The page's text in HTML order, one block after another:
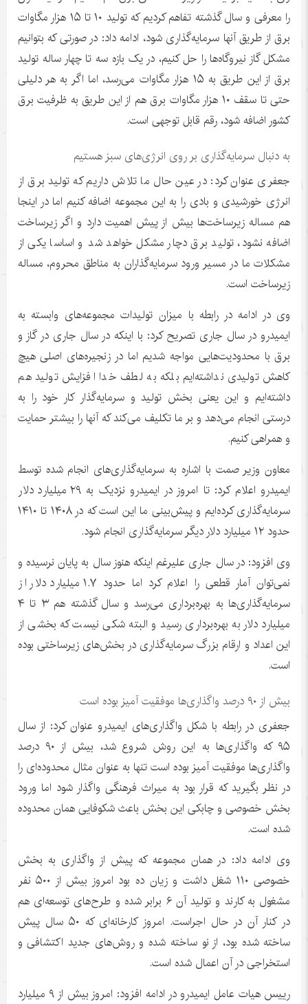
را معرفی و سال گذشته تفاهم کردیم که تولید ۱۰ تا ۱۵ هزار مگاوات
برق از طریق آنها سرمایه‌گذاری شود، ادامه داد: در صورتی که بتوانیم
مشکل گاز نیروگاه‌ها را حل کنیم، در یک بازه سه تا چهار ساله تولید
برق از این طریق به ۱۵ هزار مگاوات می‌رسد، اما اگر به هر دلیلی
حتی تا سقف ۱۰ هزار مگاوات برق هم از این طریق به ظرفیت برق
کشور اضافه شود، رقم قابل توجهی است.
به دنبال سرمایه‌گذاری بر روی انرژی‌های سبز هستیم
جعفری عنوان کرد: در عین حال ما تلاش داریم که تولید برق از
انرژی خورشیدی و بادی را به این مجموعه اضافه کنیم اما در اینجا
هم مساله زیرساخت‌ها بیش از پیش اهمیت دارد و اگر زیرساخت
اضافه نشود، تولید برق دچار مشکل خواهد شد و اساسا یکی از
مشکلات ما در مسیر ورود سرمایه‌گذاران به مناطق محروم، مساله
زیرساخت است.
وی در ادامه در رابطه با میزان تولیدات مجموعه‌های وابسته به
ایمیدرو در سال جاری تصریح کرد: با اینکه در سال جاری در گاز و
برق با محدودیت‌هایی مواجه شدیم اما در زنجیره‌های اصلی هیچ
کاهش تولیدی نداشته‌ایم بلکه به لطف خدا افزایش تولید هم
داشته‌ایم و این یعنی بخش تولید و سرمایه‌گذار کار خود را به
درستی انجام می‌دهد و بر ما تکلیف می‌کند که آنها را بیشتر حمایت
و همراهی کنیم.
معاون وزیر صمت با اشاره به سرمایه‌گذاری‌های انجام شده توسط
ایمیدرو اعلام کرد: تا امروز در ایمیدرو نزدیک به ۲۹ میلیارد دلار
سرمایه‌گذاری کرده‌ایم و پیش‌بینی ما این است که در ۱۴۰۸ تا ۱۴۱۰
حدود ۱۲ میلیارد دلار دیگر سرمایه‌گذاری انجام شود.
وی افزود: در سال جاری علیرغم اینکه هنوز سال به پایان نرسیده و
نمی‌توان آمار قطعی را اعلام کرد اما حدود ۱.۷ میلیارد دلار از
سرمایه‌گذاری‌ها به بهره‌برداری می‌رسد و سال گذشته هم ۳ تا ۴
میلیارد دلار به بهره‌برداری رسید و البته شکی نیست که بخشی از
این اعداد و ارقام بزرگ سرمایه‌گذاری در بخش‌های زیرساختی بوده
است.
بیش از ۹۰ درصد واگذاری‌ها موفقیت آمیز بوده است
جعفری در رابطه با شکل واگذاری‌های ایمیدرو عنوان کرد: از سال
۹۵ که واگذاری‌ها به این روش شروع شد، بیش از ۹۰ درصد
واگذاری‌ها موفقیت آمیز بوده است تنها به عنوان مثال محدوده‌ای را
در نظر بگیرید که قرار بود به میراث فرهنگی واگذار شود اما ورود
بخش خصوصی و چابکی این بخش باعث شکوفایی همان محدوده
شده است.
وی ادامه داد: در همان مجموعه که پیش از واگذاری به بخش
خصوصی ۱۱۰ شغل داشت و زیان ده بود امروز بیش از ۵۰۰ نفر
مشغول به کارند و تولید آن ۶ برابر شده و طرح‌های توسعه‌ای هم
در کنار آن در حال اجراست. امروز کارخانه‌ای که ۵۰ سال پیش
ساخته شده بود، از نو ساخته شده و روش‌های جدید اکتشافی و
استخراجی در آن اعمال شده است.
رییس هیات عامل ایمیدرو در ادامه افزود: امروز بیش از ۹ میلیارد